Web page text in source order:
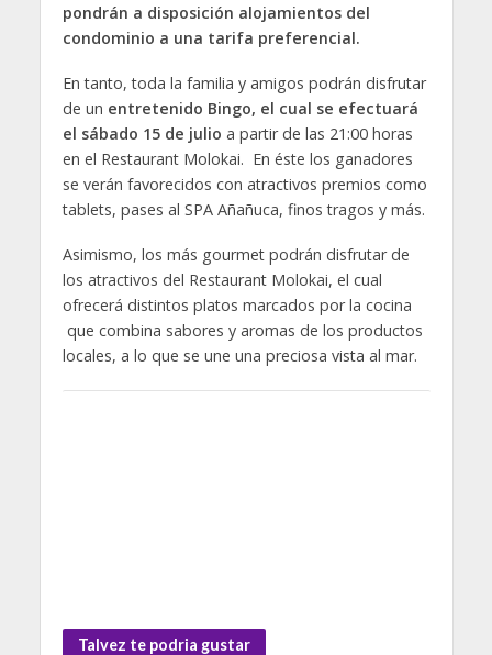
pondrán a disposición alojamientos del
condominio a una tarifa preferencial.
En tanto, toda la familia y amigos podrán disfrutar
de un entretenido Bingo, el cual se efectuará
el sábado 15 de julio a partir de las 21:00 horas
en el Restaurant Molokai. En éste los ganadores
se verán favorecidos con atractivos premios como
tablets, pases al SPA Añañuca, finos tragos y más.
Asimismo, los más gourmet podrán disfrutar de
los atractivos del Restaurant Molokai, el cual
ofrecerá distintos platos marcados por la cocina
que combina sabores y aromas de los productos
locales, a lo que se une una preciosa vista al mar.
Talvez te podria gustar